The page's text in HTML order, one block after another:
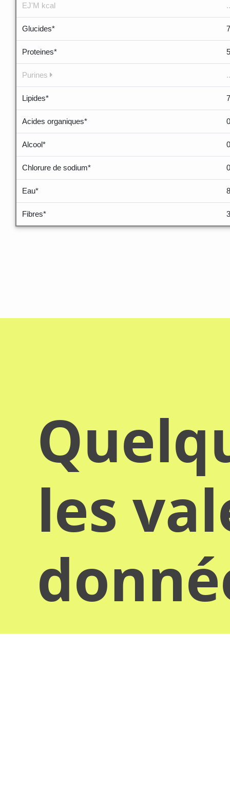
EJ'M kcal
Glucides*
Proteines*
Purines
Lipides*
Acides organiques*
Alcool*
Chlorure de sodium*
Eau*
Fibres*
les